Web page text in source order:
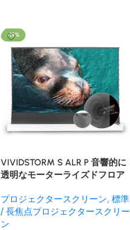
-19%
VIVIDSTORM S ALR P 音響的に
透明なモーターライズドフロア
ロジェクタースクリーン
プロジェクタースクリーン, 標準
/ 長焦点プロジェクタースクリー
ン